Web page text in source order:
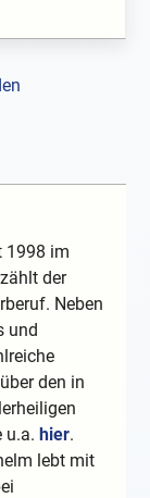
1998 im
der
Neben
und
den in
u.a.hier.
lebt mit